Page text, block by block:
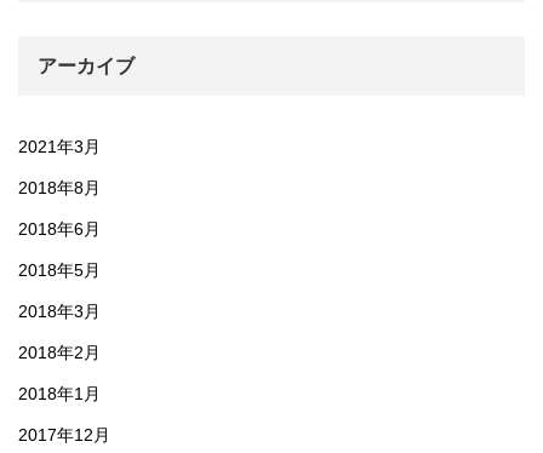
アーカイブ
2021年3月
2018年8月
2018年6月
2018年5月
2018年3月
2018年2月
2018年1月
2017年12月